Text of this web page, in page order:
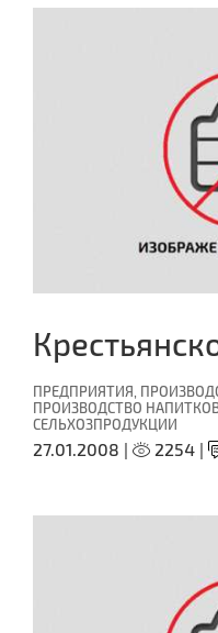
ПРЕДПРИЯТИЯ,
ПРОИЗВОДСТВО
СЕЛЬХОЗПРОДУКЦИИ
27.01.2008 | 2254 |